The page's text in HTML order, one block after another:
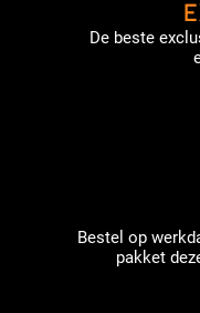
De beste
Bestel op
pakket